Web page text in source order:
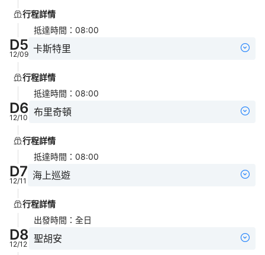
行程詳情
抵達時間 ： 08:00
D5
12/09 卡斯特里
行程詳情
抵達時間 ： 08:00
D6
12/10 布里奇頓
行程詳情
抵達時間 ： 08:00
D7
12/11 海上巡遊
行程詳情
出發時間 ： 全日
D8
12/12 聖胡安